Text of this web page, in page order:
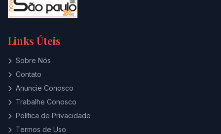
Links Úteis
Sobre Nós
Contato
Anuncie Conosco
Trabalhe Conosco
Política de Privacidade
Termos de Uso